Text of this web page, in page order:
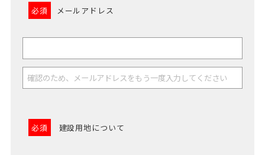
必須 メールアドレス
必須 建設用地について